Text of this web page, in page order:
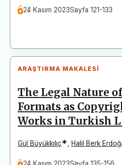
24 Kasım 2023Sayfa 121-133
ARAŞTIRMA MAKALESI
The Legal Nature
Formats as
Works in Turkish
Gül Büyükkılıç* Halil Berk
24 Kasım 2023Sayfa 135-156